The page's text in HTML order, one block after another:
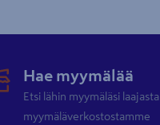
Hae myymälää
Etsi lähin myymäläsi laajasta
myymäläverkostostamme